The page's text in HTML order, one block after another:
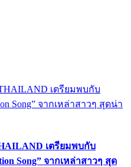
เตรียมพบกับ
Song” จากเหล่าสาวๆ สุด